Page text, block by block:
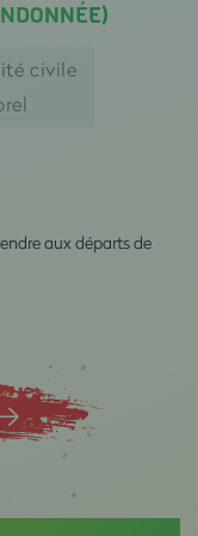
civile
aux départs de